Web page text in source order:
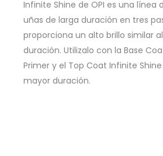
Infinite Shine de OPI es una línea
uñas de larga duración en tres
proporciona un alto brillo similar al
duración. Utilizalo con la Base
Primer y el Top Coat Infinite
mayor duración.